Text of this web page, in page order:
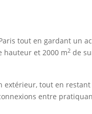
tout en gardant un
hauteur et 2000 m2 de
tout en restant
entre